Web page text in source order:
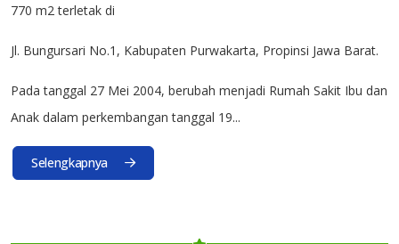
770 m2 terletak di
Jl. Bungursari No.1, Kabupaten Purwakarta, Propinsi Jawa Barat.
Pada tanggal 27 Mei 2004, berubah menjadi Rumah Sakit Ibu dan
Anak dalam perkembangan tanggal 19...
Selengkapnya